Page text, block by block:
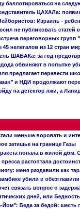
баллотироваться на
ЦАХАЛа:
Израиль -
не публиковать статей
переговорных
нелегалов из 12 стран
ШАБАКа: за год
обвиняют в попытке
предлагает перевести
и НДИ продолжают
на детектор лжи, а
меньше воровать и
затишье на границе Газы
попала в жилой
пресса растоптала
меня раздавили как
убили и
связать вопрос о
дней, или
Йом": Беда за бедой: